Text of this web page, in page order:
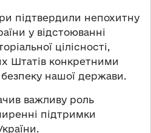
підтвердили непохитну
у відстоюванні
цілісності,
Штатів конкретними
нашої держави.
важливу роль
підтримки